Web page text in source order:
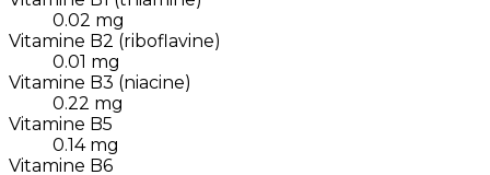
0.02 mg
Vitamine B2 (riboflavine)
0.01 mg
Vitamine B3 (niacine)
0.22 mg
Vitamine B5
0.14 mg
Vitamine B6